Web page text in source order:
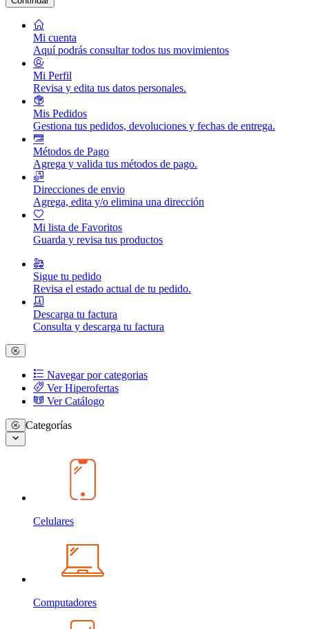
Mi cuenta
Aquí podrás consultar todos tus movimientos
Mi Perfil
Revisa y edita tus datos personales.
Mis Pedidos
Gestiona tus pedidos, devoluciones y fechas de entrega.
Métodos de Pago
Agrega y valida tus métodos de pago.
Direcciones de envio
Agrega, edita y/o elimina una dirección
Mi lista de Favoritos
Guarda y revisa tus productos
Sigue tu pedido
Revisa el estado actual de tu pedido.
Descarga tu factura
Consulta y descarga tu factura
Navegar por categorias
Ver Hiperofertas
Ver Catálogo
Categorías
Celulares
Computadores